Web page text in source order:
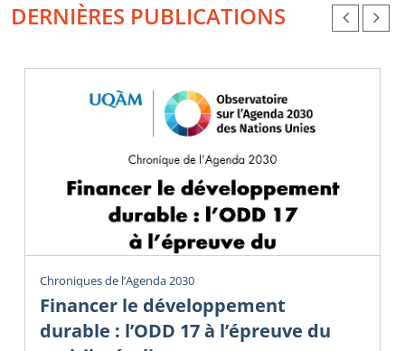
DERNIÈRES PUBLICATIONS
Chroniques de l’Agenda 2030
Financer le développement
durable : l’ODD 17 à l’épreuve du